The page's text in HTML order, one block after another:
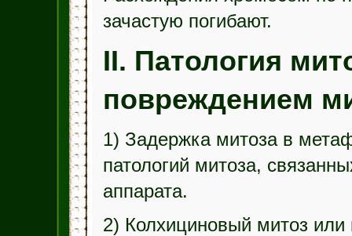
зачастую погибают.
II. Патология
повреждением
1) Задержка митоза в
патологий митоза,
аппарата.
2) Колхициновый митоз